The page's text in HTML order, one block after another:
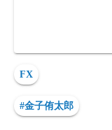
FX
#金子侑太郎